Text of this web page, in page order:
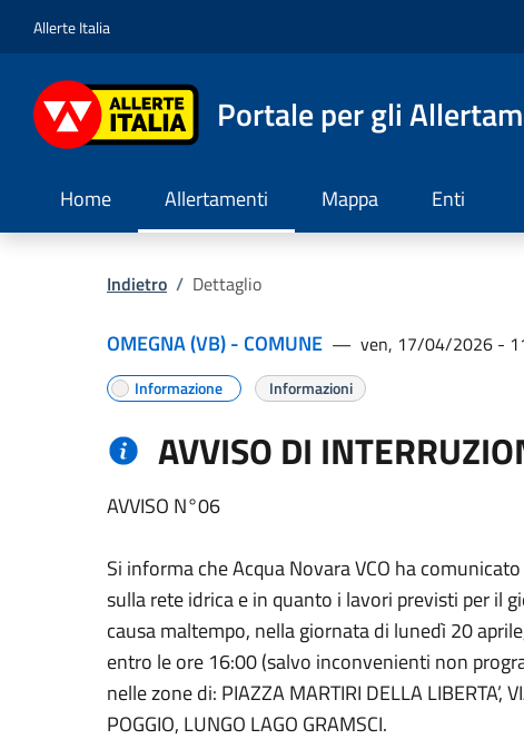
Allerte Italia
Portale per gli
Home Allertamenti Mappa Enti
Indietro / Dettaglio
OMEGNA (VB) - COMUNE — ven, 17/04/2026 -
Informazione Informazioni
AVVISO DI
AVVISO N°06
Si informa che Acqua Novara VCO ha
sulla rete idrica e in quanto i lavori previsti per il
causa maltempo, nella giornata di lunedì 20
entro le ore 16:00 (salvo inconvenienti non
nelle zone di: PIAZZA MARTIRI DELLA LIBERTA’,
POGGIO, LUNGO LAGO GRAMSCI.